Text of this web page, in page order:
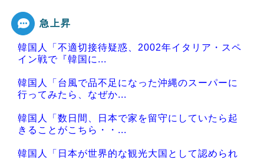
急上昇
韓国人「不適切接待疑惑、2002年イタリア・スペ
イン戦で『韓国に...
韓国人「台風で品不足になった沖縄のスーパーに
行ってみたら、なぜか...
韓国人「数日間、日本で家を留守にしていたら起
きることがこちら・・...
韓国人「日本が世界的な観光大国として認められ